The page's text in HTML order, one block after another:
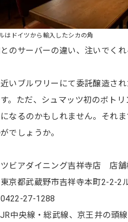
はドイツから輸入したシカの角
のサーバーの違い、注いでく
いブルワリーにて委託醸造さ
。ただ、シュマッツ初のボト
なるのかもしれません。それ
でしょうか。
ビアダイニング吉祥寺店 店舗
都武蔵野市吉祥寺本町2-2-2
27-1288
中央線・総武線、京王井の頭